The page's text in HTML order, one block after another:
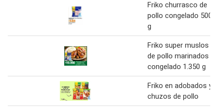
Friko churrasco de
pollo congelado 500
g
Friko super muslos
de pollo marinados
congelado 1.350 g
Friko en adobados y
chuzos de pollo